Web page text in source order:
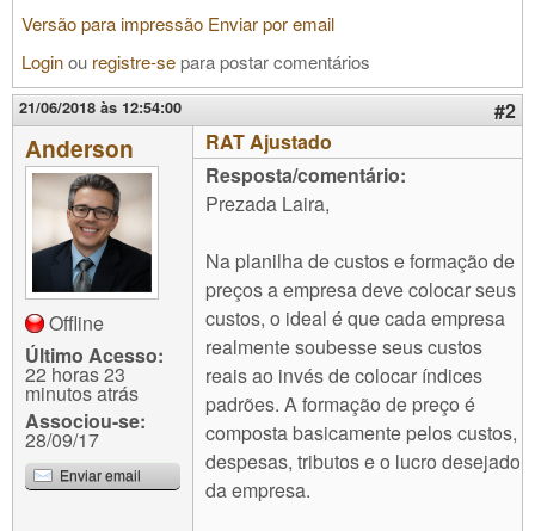
Versão para impressão Enviar por email
Loginou registre-separa postar comentários
21/06/2018 às 12:54:00 #2
Anderson
Offline
Último Acesso:
22 horas 23
minutos atrás
Associou-se:
28/09/17
Enviar email
RAT Ajustado
Resposta/comentário:
Prezada Laira,
Na planilha de custos e formação de
preços a empresa deve colocar seus
custos, o ideal é que cada empresa
realmente soubesse seus custos
reais ao invés de colocar índices
padrões. A formação de preço é
composta basicamente pelos custos,
despesas, tributos e o lucro desejado
da empresa.